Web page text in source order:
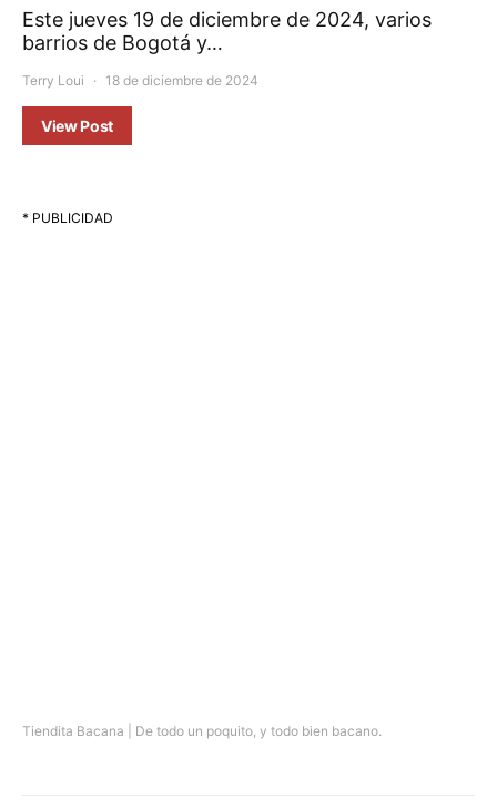
Este jueves 19 de diciembre de 2024, varios
barrios de Bogotá y…
Terry Loui 18 de diciembre de 2024
View Post
* PUBLICIDAD
Tiendita Bacana | De todo un poquito, y todo bien bacano.